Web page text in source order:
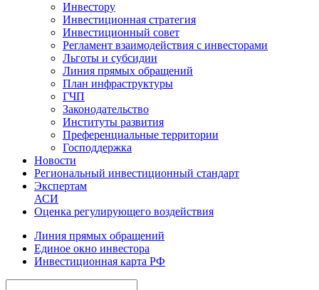
Инвестору
Инвестиционная стратегия
Инвестиционный совет
Регламент взаимодействия с инвесторами
Льготы и субсидии
Линия прямых обращений
План инфраструктуры
ГЧП
Законодательство
Институты развития
Преференциальные территории
Господдержка
Новости
Региональный инвестиционный стандарт
Экспертам
АСИ
Оценка регулирующего воздействия
Линия прямых обращений
Единое окно инвестора
Инвестиционная карта РФ